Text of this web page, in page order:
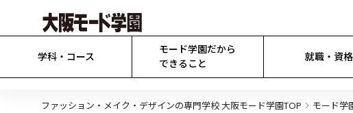
学科・コース
モード学園だから
できること
就職・資格
ファッション・メイク・デザインの専門学校 大阪モード学園TOP モード学